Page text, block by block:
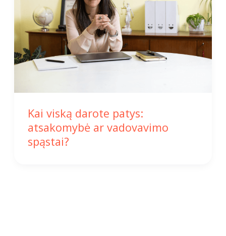
Kai viską darote patys:
atsakomybė ar vadovavimo
spąstai?